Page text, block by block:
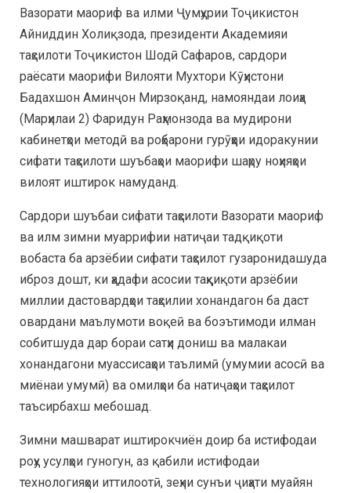
Вазорати маориф ва илми Ҷумҳурии Тоҷикистон
Айниддин Холиқзода, президенти Академияи
таҳсилоти Тоҷикистон Шодӣ Сафаров, сардори
раёсати маорифи Вилояти Мухтори Кӯҳистони
Бадахшон Аминҷон Мирзоқанд, намояндаи лоиҳа
(Марҳилаи 2) Фаридун Раҳмонзода ва мудирони
кабинетҳои методӣ ва роҳбарони гурӯҳҳои идоракунии
сифати таҳсилоти шуъбаҳои маорифи шаҳру ноҳияҳои
вилоят иштирок намуданд.
Сардори шуъбаи сифати таҳсилоти Вазорати маориф
ва илм зимни муаррифии натиҷаи тадқиқоти
вобаста ба арзёбии сифати таҳсилот гузаронидашуда
иброз дошт, ки ҳадафи асосии таҳқиқоти арзёбии
миллии дастовардҳои таҳсилии хонандагон ба даст
овардани маълумоти воқеӣ ва боэътимоди илман
собитшуда дар бораи сатҳи дониш ва малакаи
хонандагони муассисаҳои таълимӣ (умумии асосӣ ва
миёнаи умумӣ) ва омилҳои ба натиҷаҳои таҳсилот
таъсирбахш мебошад.
Зимни машварат иштирокчиён доир ба истифодаи
роҳу усулҳои гуногун, аз қабили истифодаи
технологияҳои иттилоотӣ, зеҳни сунъи ҷиҳати муайян